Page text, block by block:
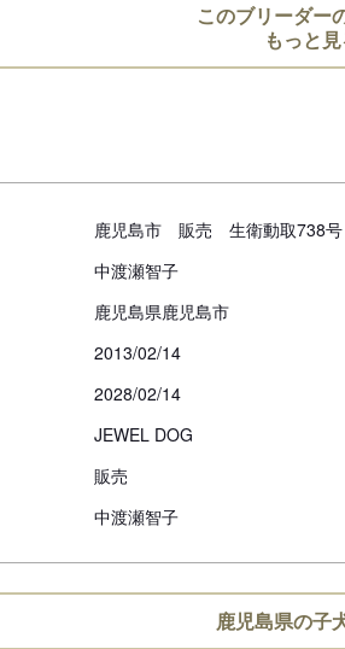
このブリーダー
もっと
鹿児島市 販売 生衛動取738号
中渡瀬智子
鹿児島県鹿児島市
2013/02/14
2028/02/14
JEWEL DOG
販売
中渡瀬智子
鹿児島県の子